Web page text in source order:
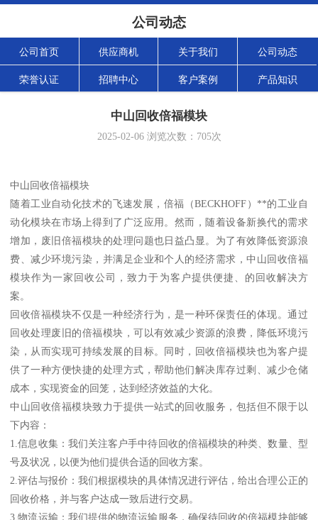
公司动态
公司首页 供应商机 关于我们 公司动态
荣誉认证 招聘中心 客户案例 产品知识
中山回收倍福模块
2025-02-06浏览次数： 705次
中山回收倍福模块
随着工业自动化技术的飞速发展，倍福（BECKHOFF）**的工业自
动化模块在市场上得到了广泛应用。然而，随着设备新换代的需求
增加，废旧倍福模块的处理问题也日益凸显。为了有效降低资源浪
费、减少环境污染，并满足企业和个人的经济需求，中山回收倍福
模块作为一家回收公司，致力于为客户提供便捷、的回收解决方
案。
回收倍福模块不仅是一种经济行为，是一种环保责任的体现。通过
回收处理废旧的倍福模块，可以有效减少资源的浪费，降低环境污
染，从而实现可持续发展的目标。同时，回收倍福模块也为客户提
供了一种方便快捷的处理方式，帮助他们解决库存过剩、减少仓储
成本，实现资金的回笼，达到经济效益的大化。
中山回收倍福模块致力于提供一站式的回收服务，包括但不限于以
下内容：
1.信息收集：我们关注客户手中待回收的倍福模块的种类、数量、型
号及状况，以便为他们提供合适的回收方案。
2.评估与报价：我们根据模块的具体情况进行评估，给出合理公正的
回收价格，并与客户达成一致后进行交易。
3.物流运输：我们提供的物流运输服务，确保待回收的倍福模块能够